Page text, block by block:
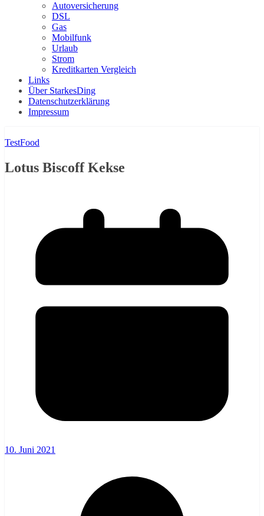
Autoversicherung
DSL
Gas
Mobilfunk
Urlaub
Strom
Kreditkarten Vergleich
Links
Über StarkesDing
Datenschutzerklärung
Impressum
TestFood
Lotus Biscoff Kekse
10. Juni 2021